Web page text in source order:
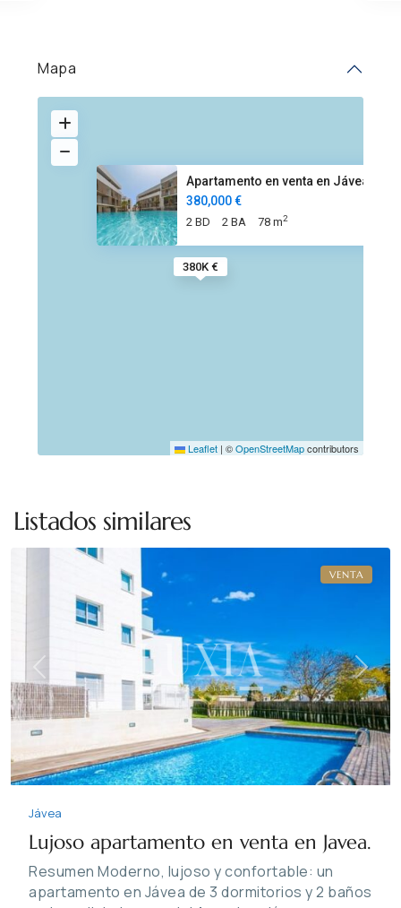
Mapa
380K €
Apartamento en venta en Jávea
380,000 €
2 BD 2 BA 78 m2
Leaflet | ©OpenStreetMapcontributors
Listados similares
Jávea
Previous Next
VENTA
Jávea
Lujoso apartamento en venta en Javea.
Resumen Moderno, lujoso y confortable: un
apartamento en Jávea de 3 dormitorios y 2 baños